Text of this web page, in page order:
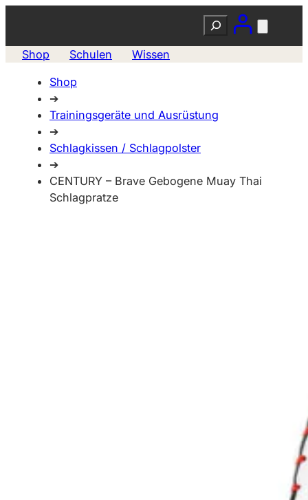
Suchen
Shop Schulen Wissen
Shop
➔
Trainingsgeräte und Ausrüstung
➔
Schlagkissen / Schlagpolster
➔
CENTURY – Brave Gebogene Muay Thai
Schlagpratze